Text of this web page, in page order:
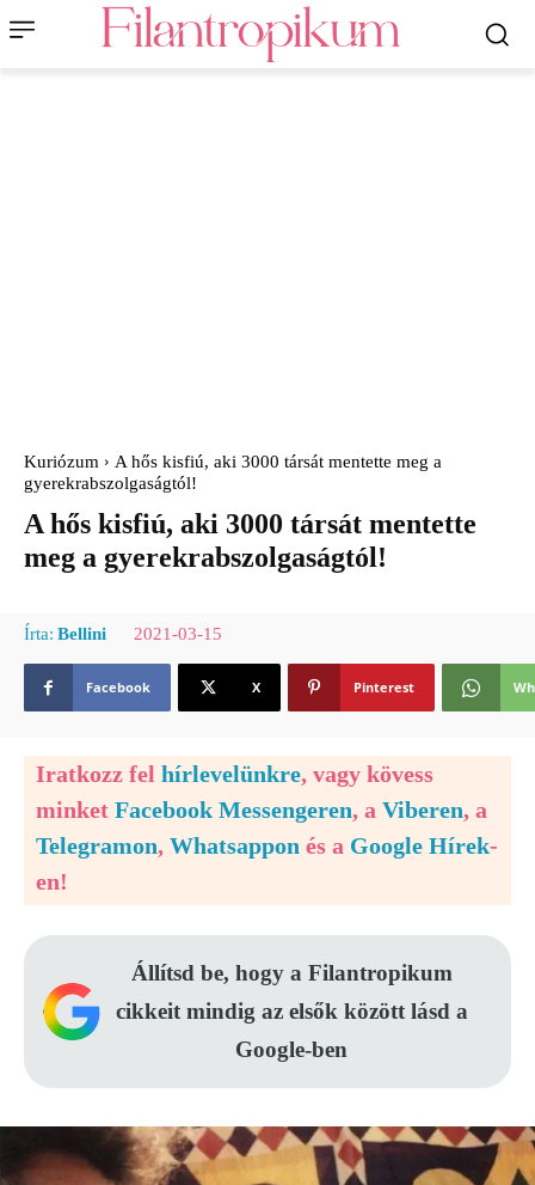
Kuriózum
A hős kisfiú, aki 3000 társát mentette meg a
gyerekrabszolgaságtól!
A hős kisfiú, aki 3000 társát mentette
meg a gyerekrabszolgaságtól!
Írta: Bellini 2021-03-15
Facebook X Pinterest
Iratkozz fel hírlevelünkre, vagy kövess
minket Facebook Messengeren, a Viberen, a
Telegramon, Whatsappon és a Google Hírek-
en!
Állítsd be, hogy a Filantropikum
cikkeit mindig az elsők között lásd a
Google-ben